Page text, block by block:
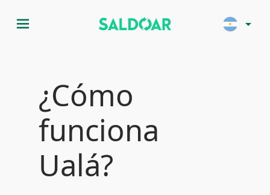
menu arrow_drop_down
¿Cómo
funciona
Ualá?